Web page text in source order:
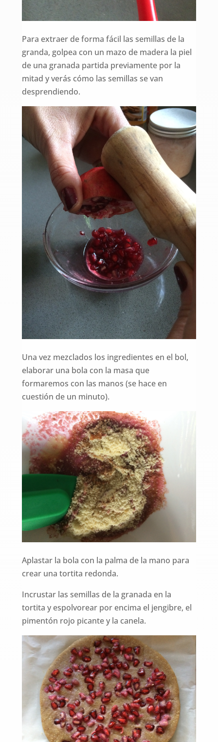
Para extraer de forma fácil las semillas de la
granda, golpea con un mazo de madera la piel
de una granada partida previamente por la
mitad y verás cómo las semillas se van
desprendiendo.
Una vez mezclados los ingredientes en el bol,
elaborar una bola con la masa que
formaremos con las manos (se hace en
cuestión de un minuto).
Aplastar la bola con la palma de la mano para
crear una tortita redonda.
Incrustar las semillas de la granada en la
tortita y espolvorear por encima el jengibre, el
pimentón rojo picante y la canela.